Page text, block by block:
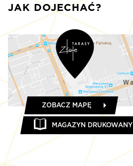
JAK DOJECHAĆ?
ZOBACZ MAPĘ
MAGAZYN DRUKOWANY